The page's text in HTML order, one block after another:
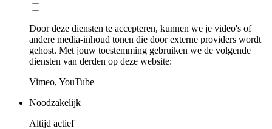
Door deze diensten te accepteren, kunnen we je video's of
andere media-inhoud tonen die door externe providers wordt
gehost. Met jouw toestemming gebruiken we de volgende
diensten van derden op deze website:
Vimeo, YouTube
Noodzakelijk
Altijd actief